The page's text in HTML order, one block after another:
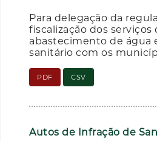
Para delegação da
fiscalização dos serviços
abastecimento de água
sanitário com os
PDF CSV
Autos de Infração de